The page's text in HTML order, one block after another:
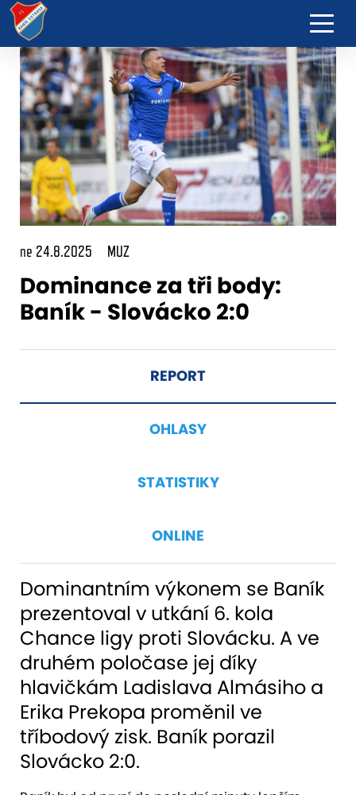
ne 24.8.2025 MUZ
Dominance za tři body:
Baník - Slovácko 2:0
REPORT
OHLASY
STATISTIKY
ONLINE
Dominantním výkonem se Baník
prezentoval v utkání 6. kola
Chance ligy proti Slovácku. A ve
druhém poločase jej díky
hlavičkám Ladislava Almásiho a
Erika Prekopa proměnil ve
tříbodový zisk. Baník porazil
Slovácko 2:0.